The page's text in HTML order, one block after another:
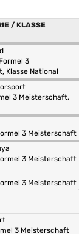
/ KLASSE
3
Klasse National
3 Meisterschaft,
3 Meisterschaft
3 Meisterschaft
3 Meisterschaft
3 Meisterschaft